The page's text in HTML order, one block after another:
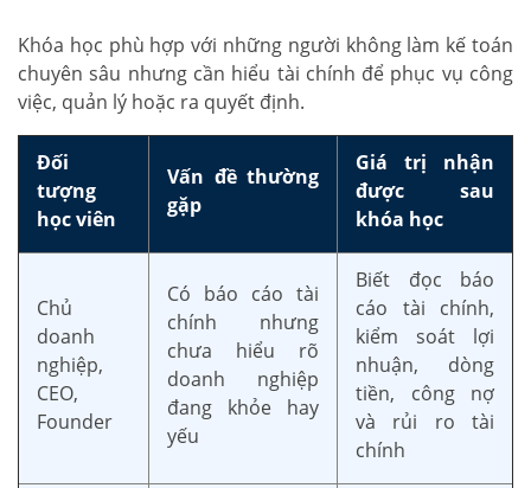
Khóa học phù hợp với những người không làm kế toán
chuyên sâu nhưng cần hiểu tài chính để phục vụ công
việc, quản lý hoặc ra quyết định.
Đối
tượng
học viên
Vấn đề thường
gặp
Giá trị nhận
được sau
khóa học
Chủ
doanh
nghiệp,
CEO,
Founder
Có báo cáo tài
chính nhưng
chưa hiểu rõ
doanh nghiệp
đang khỏe hay
yếu
Biết đọc báo
cáo tài chính,
kiểm soát lợi
nhuận, dòng
tiền, công nợ
và rủi ro tài
chính